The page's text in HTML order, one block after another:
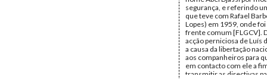
segurança, e referindo
que teve com Rafael
Lopes) em 1959, onde foi
frente comum [FLGCV].
acção perniciosa de Luís
a causa da libertação
aos companheiros para
em contacto com ele a
transmitir as directivas